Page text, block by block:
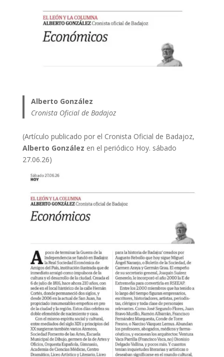
Alberto González
Cronista Oficial de Badajoz
(Artículo publicado por el Cronista Oficial de Badajoz,
Alberto González en el periódico Hoy. sábado
27.06.26)